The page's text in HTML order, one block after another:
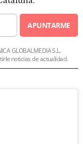
APUNTARME
GLOBALMEDIA S.L.
noticias de actualidad.